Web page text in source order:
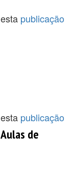
publicação
publicação
de